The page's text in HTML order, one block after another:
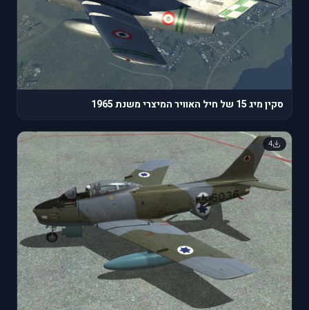
סקין מיג 15 של חיל האוויר המיצרי משנת 1965
4